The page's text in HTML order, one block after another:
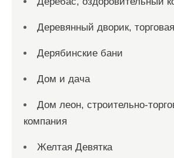
Деревянный дворик,
Дерябинские бани
Дом и дача
Дом леон, строительно-
компания
Желтая Девятка